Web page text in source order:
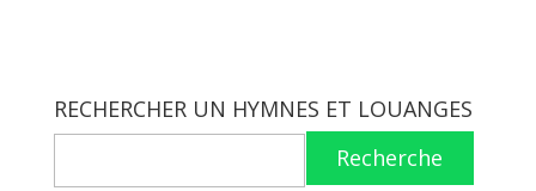
RECHERCHER UN HYMNES ET LOUANGES
Recherche